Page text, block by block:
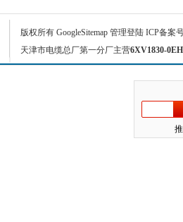
版权所有 GoogleSitemap 管理登陆 ICP备案
天津市电缆总厂第一分厂主营6XV1830-